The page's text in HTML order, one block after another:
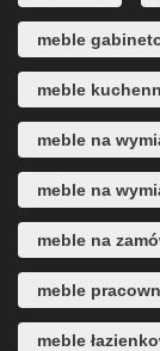
meble
meble
meble na
meble na
meble na
meble
meble